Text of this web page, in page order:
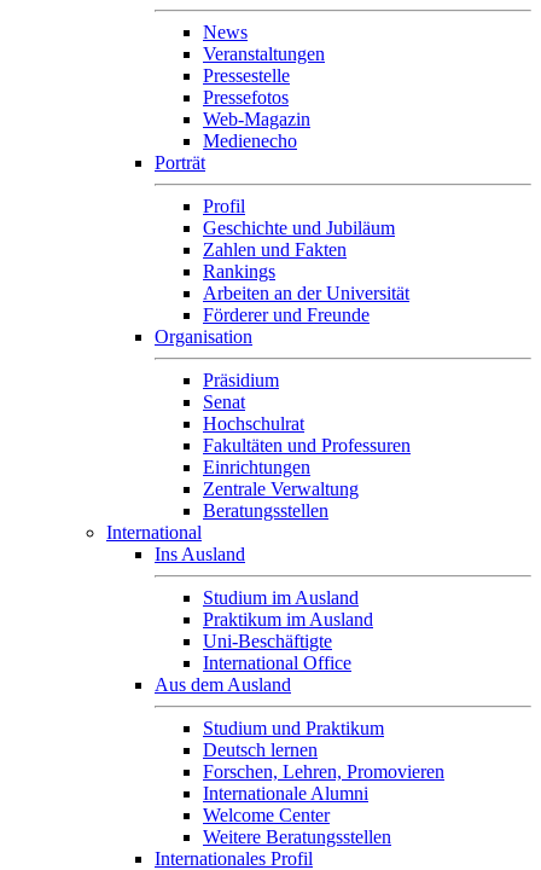
News
Veranstaltungen
Pressestelle
Pressefotos
Web-Magazin
Medienecho
Porträt
Profil
Geschichte und Jubiläum
Zahlen und Fakten
Rankings
Arbeiten an der Universität
Förderer und Freunde
Organisation
Präsidium
Senat
Hochschulrat
Fakultäten und Professuren
Einrichtungen
Zentrale Verwaltung
Beratungsstellen
International
Ins Ausland
Studium im Ausland
Praktikum im Ausland
Uni-Beschäftigte
International Office
Aus dem Ausland
Studium und Praktikum
Deutsch lernen
Forschen, Lehren, Promovieren
Internationale Alumni
Welcome Center
Weitere Beratungsstellen
Internationales Profil